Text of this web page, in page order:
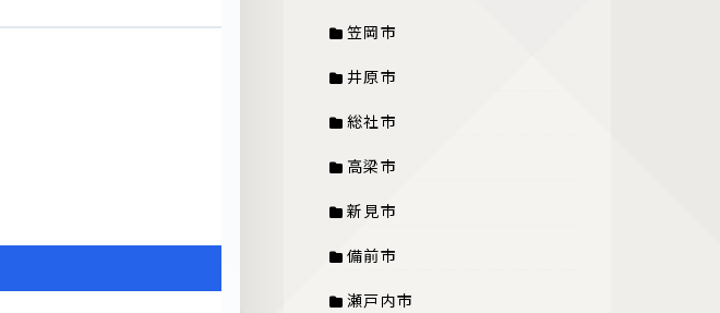
笠岡市
井原市
総社市
高梁市
新見市
備前市
瀬戸内市